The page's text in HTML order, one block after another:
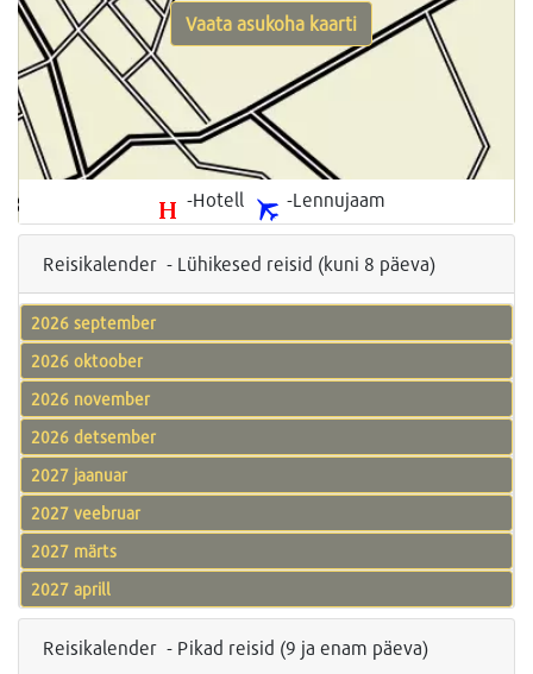
-Hotell -Lennujaam
Vaata asukoha kaarti
Reisikalender - Lühikesed reisid (kuni 8 päeva)
2026 september
2026 oktoober
2026 november
2026 detsember
2027 jaanuar
2027 veebruar
2027 märts
2027 aprill
Reisikalender - Pikad reisid (9 ja enam päeva)